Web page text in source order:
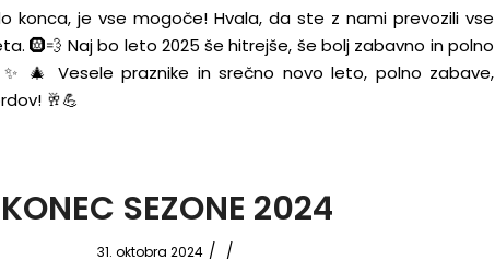
konca, je vse mogoče! Hvala, da ste z nami prevozili vse
🛞💨 Naj bo leto 2025 še hitrejše, še bolj zabavno in polno
🎄 Vesele praznike in srečno novo leto, polno zabave,
🥂💪
KONEC SEZONE 2024
31. oktobra 2024 / /